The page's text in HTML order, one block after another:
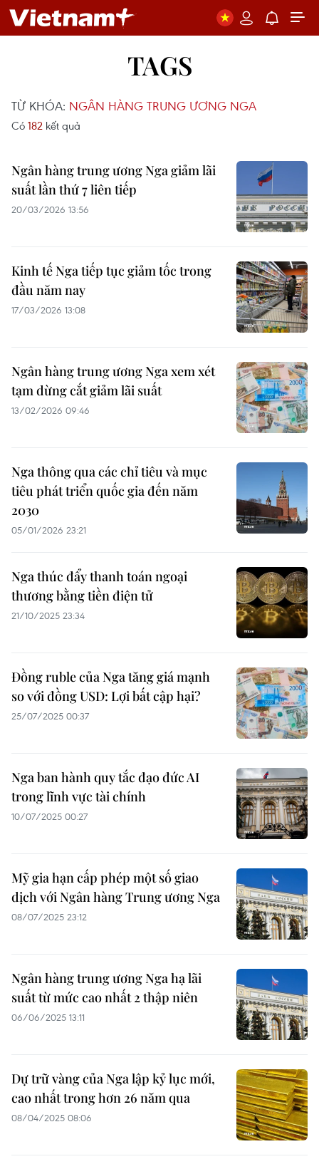
TAGS
TỪ KHÓA: NGÂN HÀNG TRUNG ƯƠNG NGA
Có 182 kết quả
Ngân hàng trung ương Nga giảm lãi
suất lần thứ 7 liên tiếp
20/03/2026 13:56
Kinh tế Nga tiếp tục giảm tốc trong
đầu năm nay
17/03/2026 13:08
Ngân hàng trung ương Nga xem xét
tạm dừng cắt giảm lãi suất
13/02/2026 09:46
Nga thông qua các chỉ tiêu và mục
tiêu phát triển quốc gia đến năm
2030
05/01/2026 23:21
Nga thúc đẩy thanh toán ngoại
thương bằng tiền điện tử
21/10/2025 23:34
Đồng ruble của Nga tăng giá mạnh
so với đồng USD: Lợi bất cập hại?
25/07/2025 00:37
Nga ban hành quy tắc đạo đức AI
trong lĩnh vực tài chính
10/07/2025 00:27
Mỹ gia hạn cấp phép một số giao
dịch với Ngân hàng Trung ương Nga
08/07/2025 23:12
Ngân hàng trung ương Nga hạ lãi
suất từ mức cao nhất 2 thập niên
06/06/2025 13:11
Dự trữ vàng của Nga lập kỷ lục mới,
cao nhất trong hơn 26 năm qua
08/04/2025 08:06